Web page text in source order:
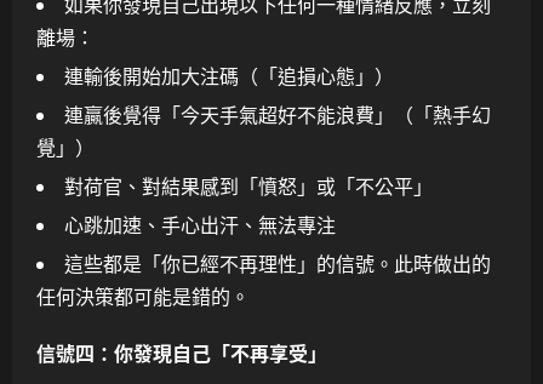
離場：
連輸後開始加大注碼（「追損心態」）
連贏後覺得「今天手氣超好不能浪費」（「熱手幻
覺」）
對荷官、對結果感到「憤怒」或「不公平」
心跳加速、手心出汗、無法專注
這些都是「你已經不再理性」的信號。此時做出的
任何決策都可能是錯的。
信號四：你發現自己「不再享受」